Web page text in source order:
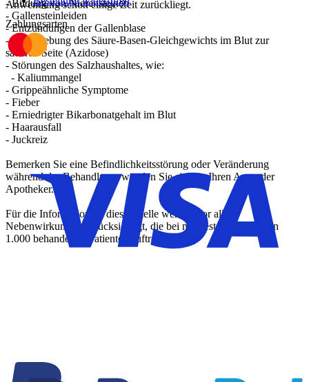
- Bildung von Nierensteinen
- Gallensteinleiden
- Entzündungen der Gallenblase
- Verschiebung des Säure-Basen-Gleichgewichts im Blut zur
saueren Seite (Azidose)
- Störungen des Salzhaushaltes, wie:
- Kaliummangel
- Grippeähnliche Symptome
- Fieber
- Erniedrigter Bikarbonatgehalt im Blut
- Haarausfall
- Juckreiz
Bemerken Sie eine Befindlichkeitsstörung oder Veränderung
während der Behandlung, wenden Sie sich an Ihren Arzt oder
Apotheker.
Für die Information an dieser Stelle werden vor allem
Nebenwirkungen berücksichtigt, die bei mindestens einem von
1.000 behandelten Patienten auftreten.
Anwendung schon einige Zeit zurückliegt.
Zahlungsarten